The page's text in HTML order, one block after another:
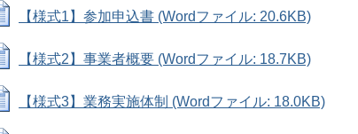
【様式1】参加申込書 (Wordファイル: 20.6KB)
【様式2】事業者概要 (Wordファイル: 18.7KB)
【様式3】業務実施体制 (Wordファイル: 18.0KB)